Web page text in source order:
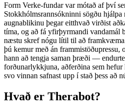
Form Verke-fundar var mótað af því
Stokkhólmsrannsókninni sögðu hjálpa
augnablikinu þegar eitthvað virðist
tíma, og að fá yfirþyrmandi vandamál
næstu skref nógu lítil til að
þú kemur með án
hann að tengja saman þræði —
forðunarlykkjuna, aðferðina sem
svo vinnan safnast upp í stað þess að
Hvað er Therabot?